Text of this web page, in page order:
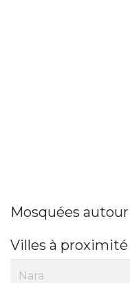
Mosquées
Villes à
Nara